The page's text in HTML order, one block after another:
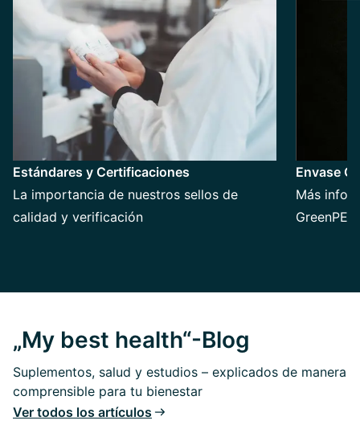
Estándares y Certificaciones
La importancia de nuestros sellos de
calidad y verificación
Envase
Más
GreenPE
„My best health“-Blog
Suplementos, salud y estudios – explicados de manera
comprensible para tu bienestar
Ver todos los artículos